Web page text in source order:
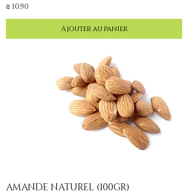
Prix
10,90 ₪
Ajouter au panier
AMANDE NATUREL (100GR)